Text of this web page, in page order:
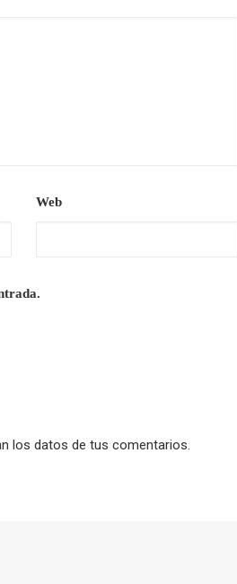
Web
los datos de tus comentarios.